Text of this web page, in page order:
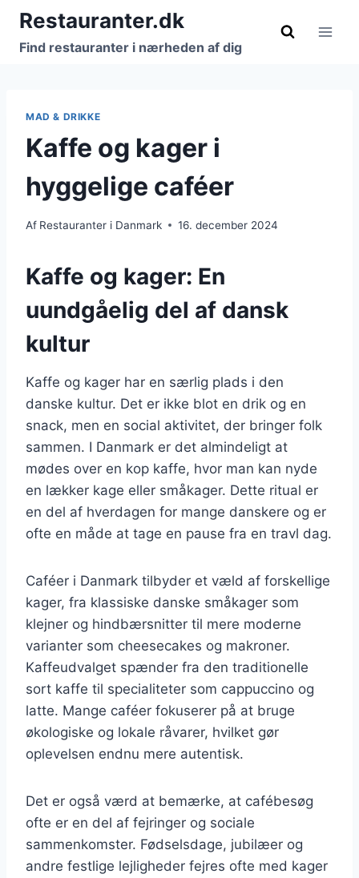
Fortsæt
indhold
Restauranter.dk
Find restauranter i nærheden af dig
MAD & DRIKKE
Kaffe og kager i
hyggelige caféer
Af Restauranter i Danmark 16. december 2024
Kaffe og kager: En
uundgåelig del af dansk
kultur
Kaffe og kager har en særlig plads i den
danske kultur. Det er ikke blot en drik og en
snack, men en social aktivitet, der bringer folk
sammen. I Danmark er det almindeligt at
mødes over en kop kaffe, hvor man kan nyde
en lækker kage eller småkager. Dette ritual er
en del af hverdagen for mange danskere og er
ofte en måde at tage en pause fra en travl dag.
Caféer i Danmark tilbyder et væld af forskellige
kager, fra klassiske danske småkager som
klejner og hindbærsnitter til mere moderne
varianter som cheesecakes og makroner.
Kaffeudvalget spænder fra den traditionelle
sort kaffe til specialiteter som cappuccino og
latte. Mange caféer fokuserer på at bruge
økologiske og lokale råvarer, hvilket gør
oplevelsen endnu mere autentisk.
Det er også værd at bemærke, at cafébesøg
ofte er en del af fejringer og sociale
sammenkomster. Fødselsdage, jubilæer og
andre festlige lejligheder fejres ofte med kager